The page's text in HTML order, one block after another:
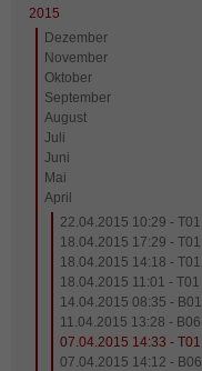
2015
Dezember
November
Oktober
September
August
Juli
Juni
Mai
April
22.04.2015 10:29 - T01
18.04.2015 17:29 - T01
18.04.2015 14:18 - T01
18.04.2015 11:01 - T01
14.04.2015 08:35 - B01
11.04.2015 13:28 - B06
07.04.2015 14:33 - T01
07.04.2015 14:12 - B06